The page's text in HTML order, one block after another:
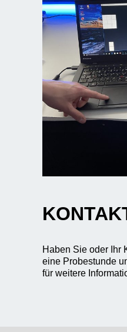
Haben Sie oder Ihr
eine Probestunde
für weitere